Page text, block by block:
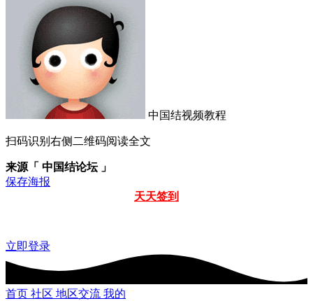
中国结视频教程
扫码识别右侧二维码阅读全文
来源「 中国结论坛 」
保存海报
天天签到
立即登录
首页 社区 地区交流 我的